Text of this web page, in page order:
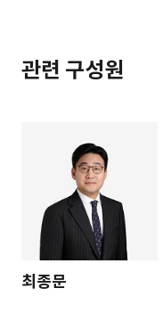
관련 구성원
최종문